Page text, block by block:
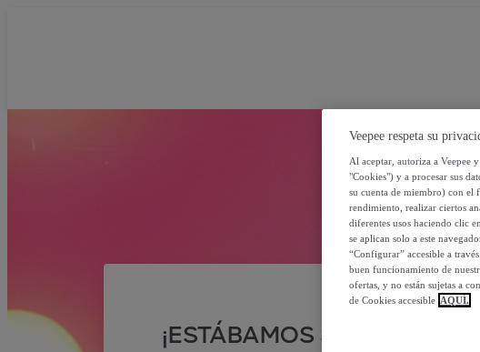
¡ESTÁBAMOS SEGUROS
Veepee respeta su
Al aceptar, autoriza a Veepee
"Cookies") y a procesar sus
su cuenta de miembro) con el
rendimiento, realizar ciertos
diferentes usos haciendo clic
se aplican solo a este
“Configurar” accesible a
buen funcionamiento de
ofertas, y no están sujetas a
de Cookies accesible AQUÍ.